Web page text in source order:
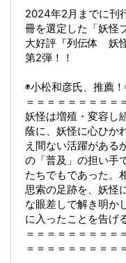
2024年2月までに刊
冊を選定した「妖怪
大好評『列伝体 妖
第2弾！！
◉小松和彦氏、推薦
＝＝＝＝＝＝＝＝＝
妖怪は増殖・変容
蔭に、妖怪に心ひか
え間ない活躍がある
の「普及」の担い手
たちでもであった。
思索の足跡を、妖怪
な眼差しで解き明か
に入ったことを告げ
＝＝＝＝＝＝＝＝＝
＝＝＝＝＝＝＝＝＝